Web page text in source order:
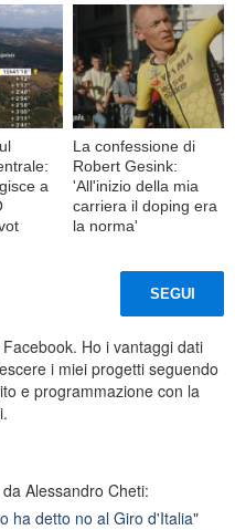
a
La confessione di
Robert Gesink:
'All'inizio della mia
carriera il doping era
la norma'
SEGUI
Ho i vantaggi dati
i miei progetti seguendo
e programmazione con la
Alessandro Cheti:
ha detto no al Giro d'Italia"